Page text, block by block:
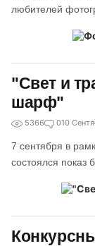
любителей
"Свет и
шарф"
5366 010
7 сентября в
состоялся